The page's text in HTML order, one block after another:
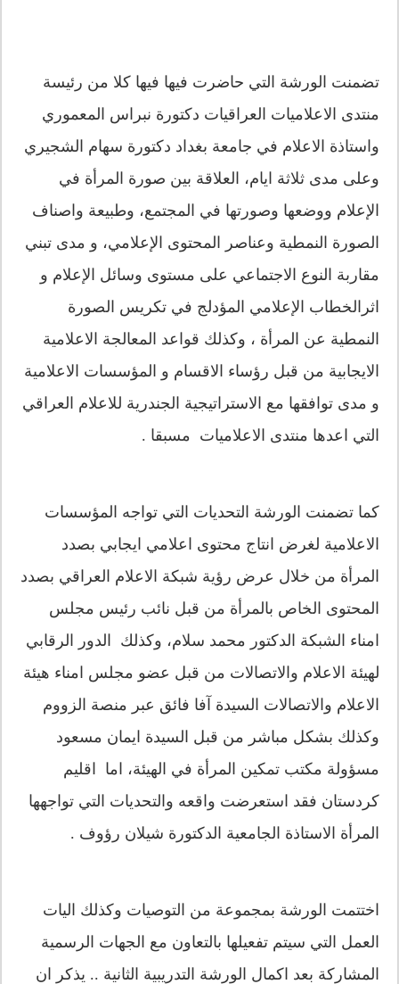
تضمنت الورشة التي حاضرت فيها فيها كلا من رئيسة
منتدى الاعلاميات العراقيات دكتورة نبراس المعموري
واستاذة الاعلام في جامعة بغداد دكتورة سهام الشجيري
وعلى مدى ثلاثة ايام، العلاقة بين صورة المرأة في
الإعلام ووضعها وصورتها في المجتمع، وطبيعة واصناف
الصورة النمطية وعناصر المحتوى الإعلامي، و مدى تبني
مقاربة النوع الاجتماعي على مستوى وسائل الإعلام و
اثرالخطاب الإعلامي المؤدلج في تكريس الصورة
النمطية عن المرأة ، وكذلك قواعد المعالجة الاعلامية
الايجابية من قبل رؤساء الاقسام و المؤسسات الاعلامية
و مدى توافقها مع الاستراتيجية الجندرية للاعلام العراقي
التي اعدها منتدى الاعلاميات مسبقا .
كما تضمنت الورشة التحديات التي تواجه المؤسسات
الاعلامية لغرض انتاج محتوى اعلامي ايجابي بصدد
المرأة من خلال عرض رؤية شبكة الاعلام العراقي بصدد
المحتوى الخاص بالمرأة من قبل نائب رئيس مجلس
امناء الشبكة الدكتور محمد سلام، وكذلك الدور الرقابي
لهيئة الاعلام والاتصالات من قبل عضو مجلس امناء هيئة
الاعلام والاتصالات السيدة آفا فائق عبر منصة الزووم
وكذلك بشكل مباشر من قبل السيدة ايمان مسعود
مسؤولة مكتب تمكين المرأة في الهيئة، اما اقليم
كردستان فقد استعرضت واقعه والتحديات التي تواجهها
المرأة الاستاذة الجامعية الدكتورة شيلان رؤوف .
اختتمت الورشة بمجموعة من التوصيات وكذلك اليات
العمل التي سيتم تفعيلها بالتعاون مع الجهات الرسمية
المشاركة بعد اكمال الورشة التدريبية الثانية .. يذكر ان